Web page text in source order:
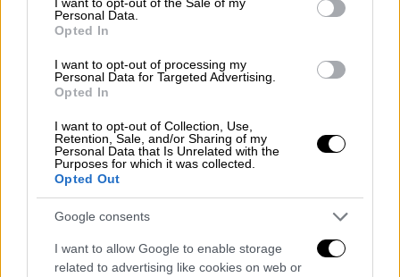
Personal Data.
Opted In
I want to opt-out of processing my
Personal Data for Targeted Advertising.
Opted In
I want to opt-out of Collection, Use,
Retention, Sale, and/or Sharing of my
Personal Data that Is Unrelated with the
Purposes for which it was collected.
Opted Out
Google consents
I want to allow Google to enable storage
related to advertising like cookies on web or
ολοκληρώθηκε τις πρώτες πρωινές ώρες
ΔΙΑΒΑΣΤΕ ΕΠΙΣΗΣ
Κόσμος|17.01.2025 23:09
Το χρονικό της «μανίας» των ΗΠΑ για
μπλόκο στο TikTok: «Πριν, ήμουν
άστεγος» - Οι influencers «φωνάζουν»